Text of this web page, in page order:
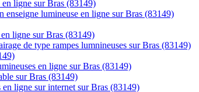
ligne sur Bras (83149)
enseigne lumineuse en ligne sur Bras (83149)
ligne sur Bras (83149)
de type rampes lumnineuses sur Bras (83149)
en ligne sur Bras (83149)
sur Bras (83149)
ligne sur internet sur Bras (83149)